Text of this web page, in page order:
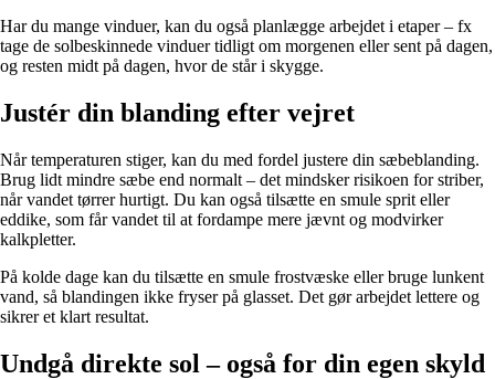
Har du mange vinduer, kan du også planlægge arbejdet i etaper – fx
tage de solbeskinnede vinduer tidligt om morgenen eller sent på dagen,
og resten midt på dagen, hvor de står i skygge.
Justér din blanding efter vejret
Når temperaturen stiger, kan du med fordel justere din sæbeblanding.
Brug lidt mindre sæbe end normalt – det mindsker risikoen for striber,
når vandet tørrer hurtigt. Du kan også tilsætte en smule sprit eller
eddike, som får vandet til at fordampe mere jævnt og modvirker
kalkpletter.
På kolde dage kan du tilsætte en smule frostvæske eller bruge lunkent
vand, så blandingen ikke fryser på glasset. Det gør arbejdet lettere og
sikrer et klart resultat.
Undgå direkte sol – også for din egen skyld